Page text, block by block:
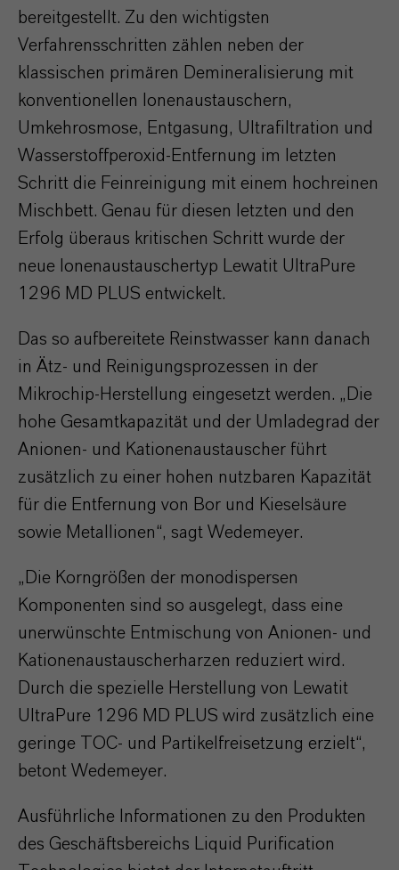
bereitgestellt. Zu den wichtigsten
Verfahrensschritten zählen neben der
klassischen primären Demineralisierung mit
konventionellen Ionenaustauschern,
Umkehrosmose, Entgasung, Ultrafiltration und
Wasserstoffperoxid-Entfernung im letzten
Schritt die Feinreinigung mit einem hochreinen
Mischbett. Genau für diesen letzten und den
Erfolg überaus kritischen Schritt wurde der
neue Ionenaustauschertyp Lewatit UltraPure
1296 MD PLUS entwickelt.
Das so aufbereitete Reinstwasser kann danach
in Ätz- und Reinigungsprozessen in der
Mikrochip-Herstellung eingesetzt werden. „Die
hohe Gesamtkapazität und der Umladegrad der
Anionen- und Kationenaustauscher führt
zusätzlich zu einer hohen nutzbaren Kapazität
für die Entfernung von Bor und Kieselsäure
sowie Metallionen“, sagt Wedemeyer.
„Die Korngrößen der monodispersen
Komponenten sind so ausgelegt, dass eine
unerwünschte Entmischung von Anionen- und
Kationenaustauscherharzen reduziert wird.
Durch die spezielle Herstellung von Lewatit
UltraPure 1296 MD PLUS wird zusätzlich eine
geringe TOC- und Partikelfreisetzung erzielt“,
betont Wedemeyer.
Ausführliche Informationen zu den Produkten
des Geschäftsbereichs Liquid Purification